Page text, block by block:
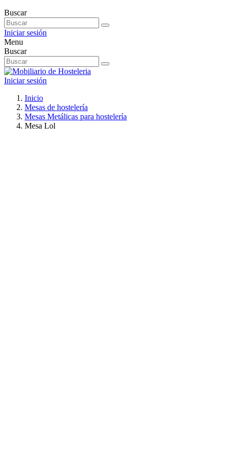
Buscar
Iniciar sesión
Menu
Buscar
Iniciar sesión
Inicio
Mesas de hostelería
Mesas Metálicas para hostelería
Mesa Lol